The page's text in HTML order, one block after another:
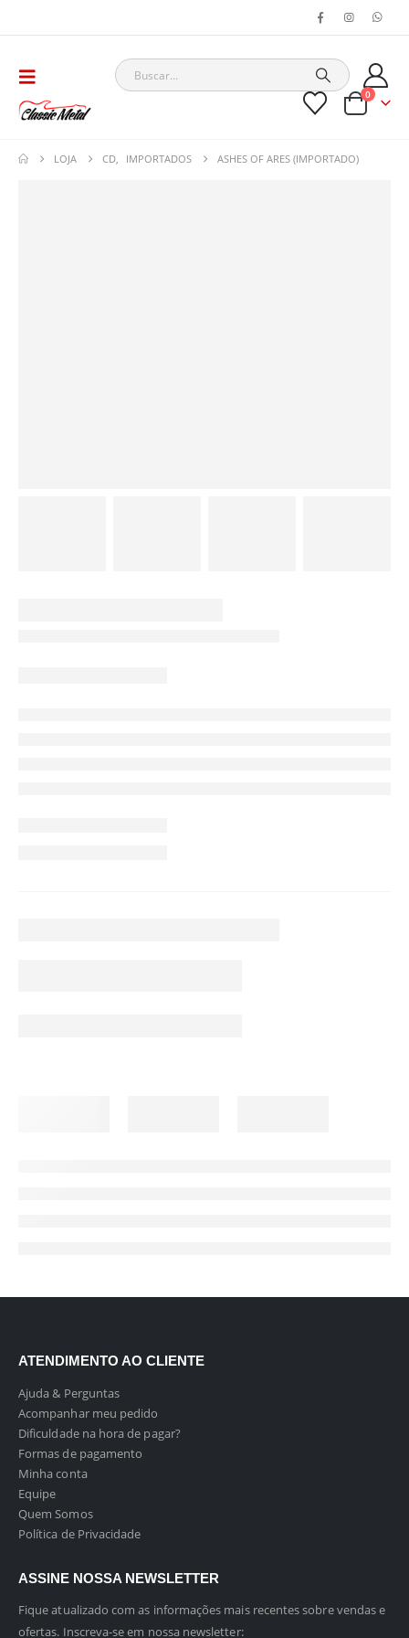
0
LOJA CD IMPORTADOS ASHES OF ARES (IMPORTADO)
ATENDIMENTO AO CLIENTE
Ajuda & Perguntas
Acompanhar meu pedido
Dificuldade na hora de pagar?
Formas de pagamento
Minha conta
Equipe
Quem Somos
Política de Privacidade
ASSINE NOSSA NEWSLETTER
Fique atualizado com as informações mais recentes sobre vendas e
ofertas. Inscreva-se em nossa newsletter: